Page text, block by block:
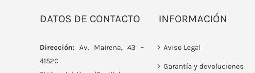
DATOS DE CONTACTO
Dirección: Av. Mairena, 43 –
41520
INFORMACIÓN
Aviso Legal
Garantía y devoluciones